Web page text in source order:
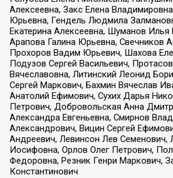
Алексеевна, Закс Елена
Юрьевна, Гендель Людмила
Екатерина Алексеевна, Шуманов Илья
Арапова Галина Юрьевна, Свечников
Прохоров Вадим Юрьевич, Шахова
Подузов Сергей Васильевич,
Вячеславовна, Литинский Леонид
Сергей Маркович, Бахмин Вячеслав
Анатолий Ефимович, Сухих Дарья
Петрович, Добровольская Анна
Александра Евгеньевна, Смирнов
Александрович, Вицин Сергей
Андреевич, Левинсон Лев Семенович,
Иосифовна, Орлов Олег Петрович,
Федоровна, Резник Генри Маркович,
Константинович